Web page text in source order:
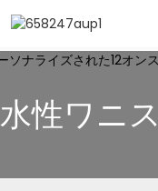
水性ワニス